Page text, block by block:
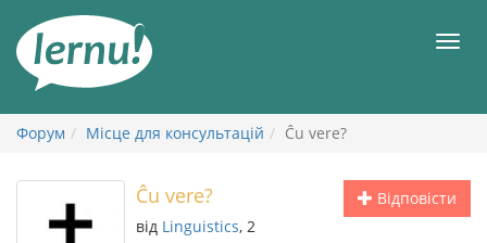
змісту
Форум Місце для консультацій Ĉu vere?
Відповісти
Ĉu vere?
від Linguistics, 2